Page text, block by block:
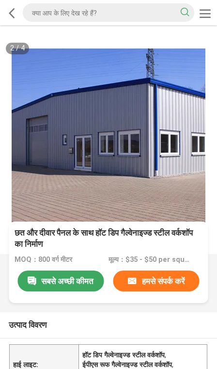
2/4
छत और दीवार पैनल के साथ हॉट डिप गैल्वेनाइज्ड स्टील वर्कशॉप
का निर्माण
MOQ：800 वर्ग मीटर मूल्य：$35 - $50 per square meter
सबसे अच्छी कीमत हमसे संपर्क करें
उत्पाद विवरण
हाई लाइट:
हॉट डिप गैल्वेनाइज्ड स्टील वर्कशॉप,
ईपीएस रूफ गैल्वेनाइज्ड स्टील वर्कशॉप,